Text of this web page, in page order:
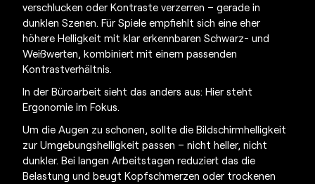
verschlucken oder Kontraste verzerren – gerade in
dunklen Szenen. Für Spiele empfiehlt sich eine eher
höhere Helligkeit mit klar erkennbaren Schwarz- und
Weißwerten, kombiniert mit einem passenden
Kontrastverhältnis.
In der Büroarbeit sieht das anders aus: Hier steht
Ergonomie im Fokus.
Um die Augen zu schonen, sollte die Bildschirmhelligkeit
zur Umgebungshelligkeit passen – nicht heller, nicht
dunkler. Bei langen Arbeitstagen reduziert das die
Belastung und beugt Kopfschmerzen oder trockenen